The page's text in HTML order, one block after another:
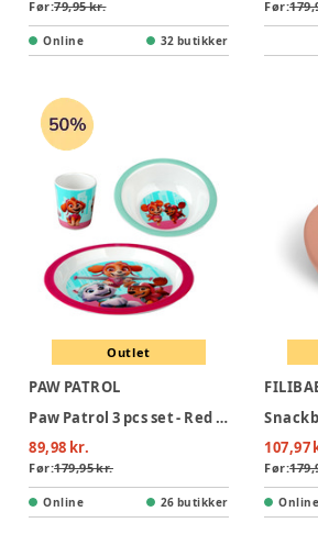
Før:79,95 kr.
Online 32 butikker
Før:
Outlet
PAW PATROL
Paw Patrol 3 pcs set - Red - 100% melamin
89,98 kr.
Før:179,95 kr.
Online 26 butikker
107,97
Før:
Online